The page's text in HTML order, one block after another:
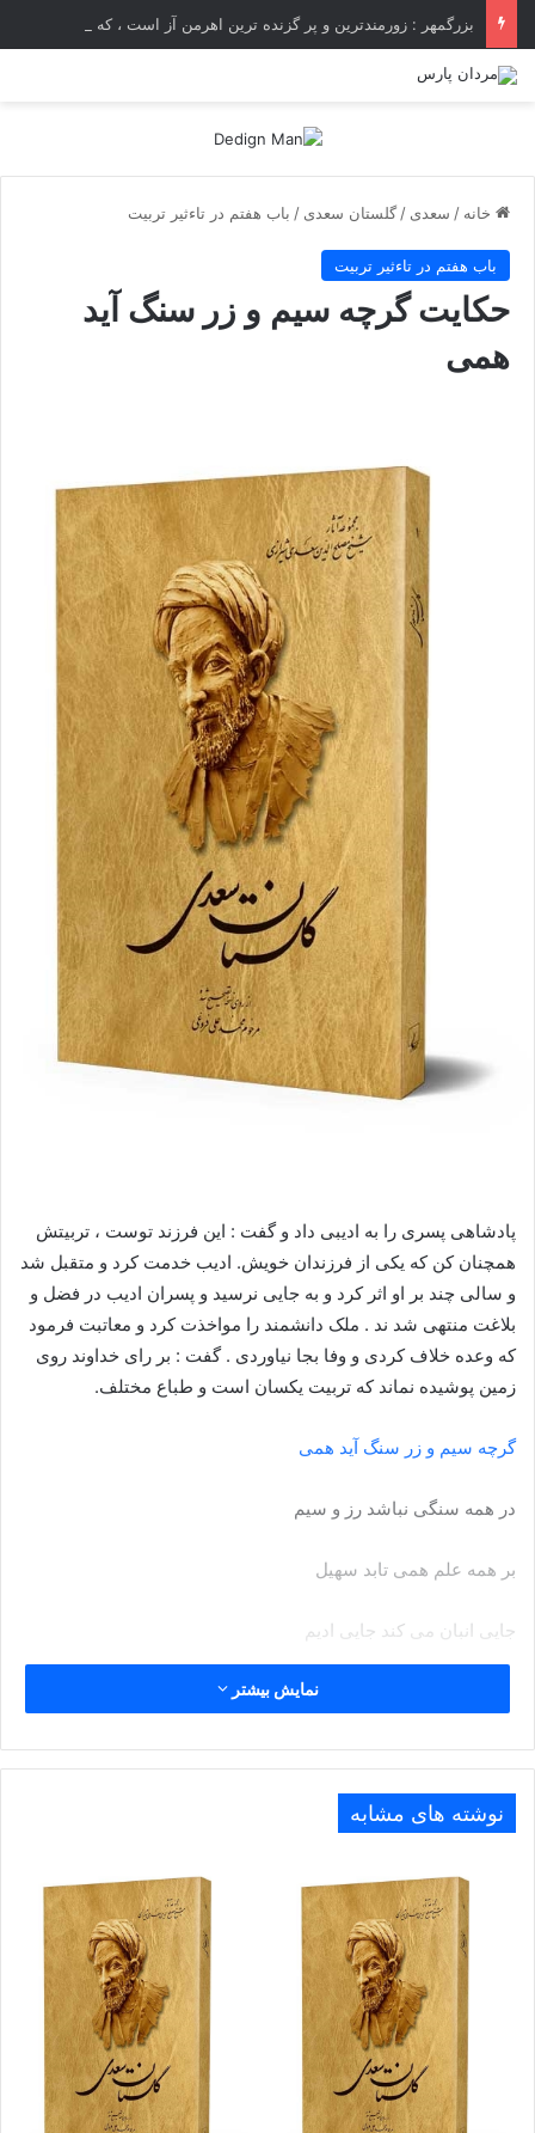
خانه / سعدی / گلستان سعدی / باب هفتم در تاءثير تربيت
باب هفتم در تاءثير تربيت
حکایت گرچه سیم و زر سنگ آید
همى
پادشاهى پسری را به ادیبی داد و گفت : این فرزند توست ، تربیتش
همچنان کن که یکی از فرزندان خویش. ادیب خدمت کرد و متقبل شد
و سالی چند بر او اثر کرد و به جایی نرسید و پسران ادیب در فضل و
بلاغت منتهی شد ند . ملک دانشمند را مواخذت کرد و معاتبت فرمود
که وعده خلاف کردی و وفا بجا نیاوردی . گفت : بر رای خداوند روی
زمین پوشیده نماند که تربیت یکسان است و طباع مختلف.
گرچه سیم و زر سنگ آید همى
در همه سنگى نباشد رز و سیم
بر همه علم همى تابد سهیل
جایى انبان مى کند جایى ادیم
نمایش بیشتر
نوشته های مشابه